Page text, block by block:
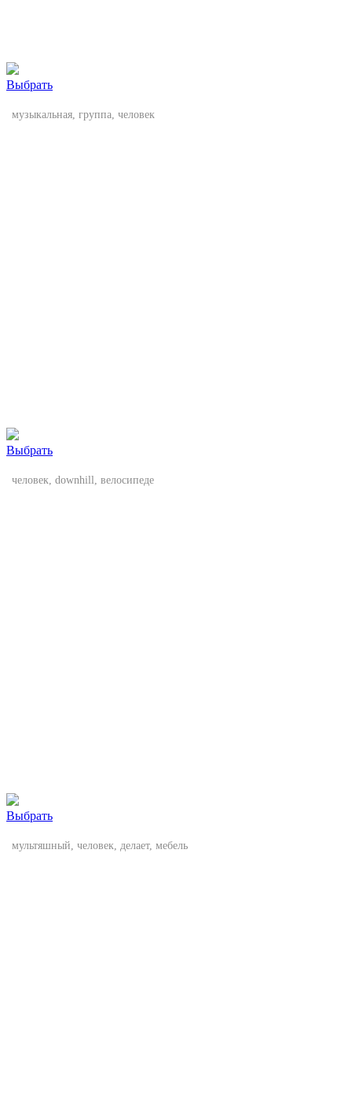
Выбрать
музыкальная, группа, человек
Выбрать
человек, downhill, велосипеде
Выбрать
мультяшный, человек, делает, мебель